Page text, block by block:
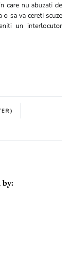
care nu abuzati de
sa va cereti scuze
un interlocutor
by: